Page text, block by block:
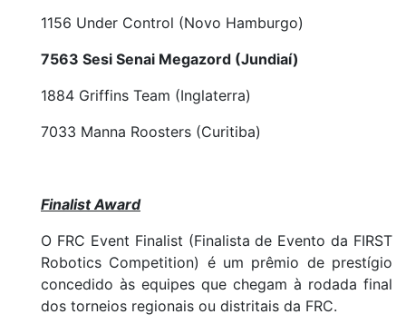
1156 Under Control (Novo Hamburgo)
7563 Sesi Senai Megazord (Jundiaí)
1884 Griffins Team (Inglaterra)
7033 Manna Roosters (Curitiba)
Finalist Award
O FRC Event Finalist (Finalista de Evento da FIRST
Robotics Competition) é um prêmio de prestígio
concedido às equipes que chegam à rodada final
dos torneios regionais ou distritais da FRC.